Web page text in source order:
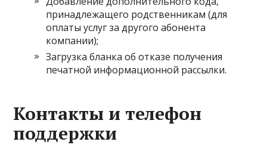
принадлежащего родственникам (для
оплаты услуг за другого абонента
компании);
Загрузка бланка об отказе получения
печатной информационной рассылки.
Контакты и телефон
поддержки